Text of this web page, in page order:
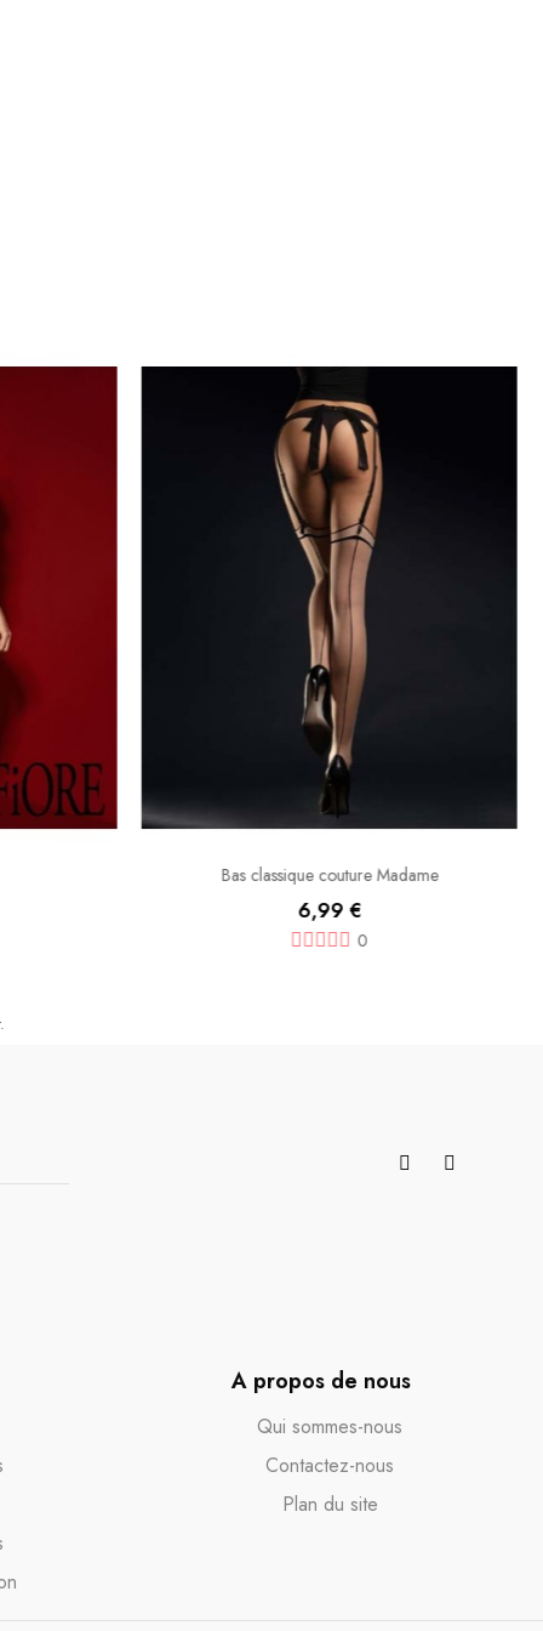
Bas classique couture Madame
6,99 €
0
.
A propos de nous
Qui sommes-nous
Contactez-nous
Plan du site